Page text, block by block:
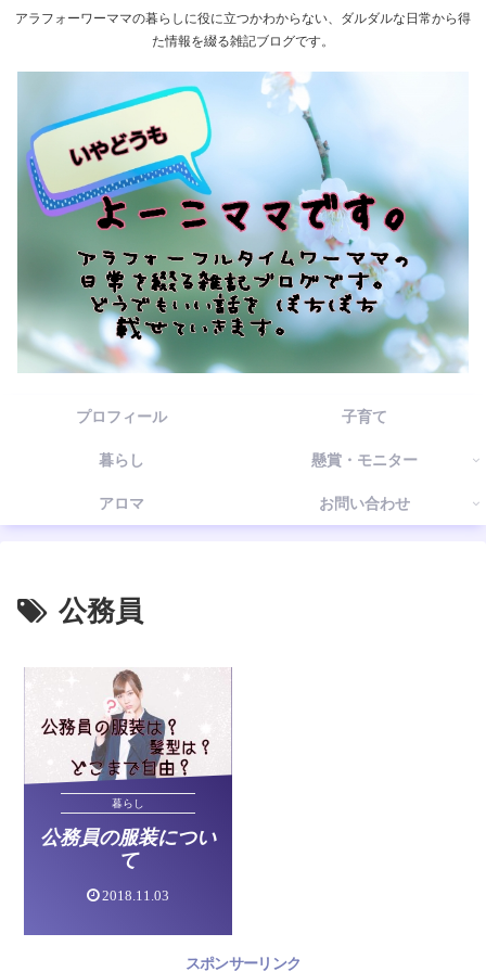
アラフォーワーママの暮らしに役に立つかわからない、ダルダルな日常から得
た情報を綴る雑記ブログです。
プロフィール 子育て
暮らし 懸賞・モニター
アロマ お問い合わせ
公務員
暮らし
公務員の服装につい
て
2018.11.03
スポンサーリンク